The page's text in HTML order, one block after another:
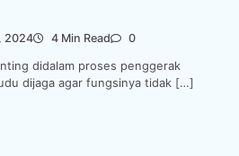
2024 4 Min Read 0
didalam proses penggerak
dijaga agar fungsinya tidak […]